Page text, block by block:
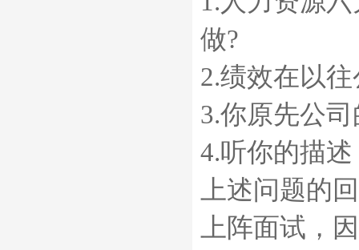
做?
2.绩效在以
3.你原先公
4.听你的描
上述问题的
上阵面试，